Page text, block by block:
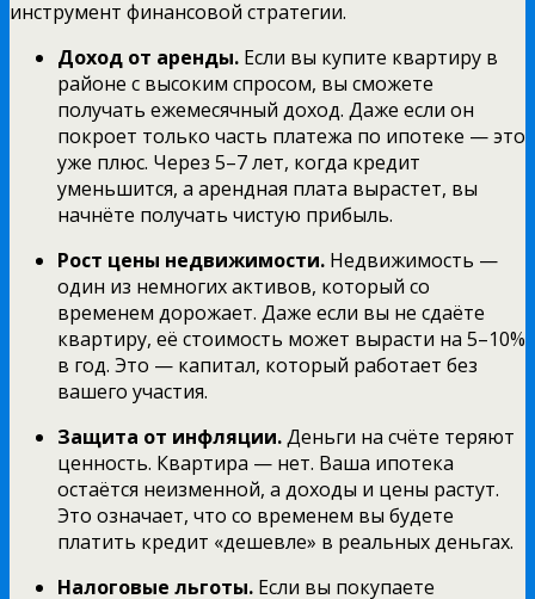
инструмент финансовой стратегии.
Доход от аренды. Если вы купите квартиру в
районе с высоким спросом, вы сможете
получать ежемесячный доход. Даже если он
покроет только часть платежа по ипотеке — это
уже плюс. Через 5–7 лет, когда кредит
уменьшится, а арендная плата вырастет, вы
начнёте получать чистую прибыль.
Рост цены недвижимости. Недвижимость —
один из немногих активов, который со
временем дорожает. Даже если вы не сдаёте
квартиру, её стоимость может вырасти на 5–10%
в год. Это — капитал, который работает без
вашего участия.
Защита от инфляции.Деньги на счёте теряют
ценность. Квартира — нет. Ваша ипотека
остаётся неизменной, а доходы и цены растут.
Это означает, что со временем вы будете
платить кредит «дешевле» в реальных деньгах.
Налоговые льготы. Если вы покупаете